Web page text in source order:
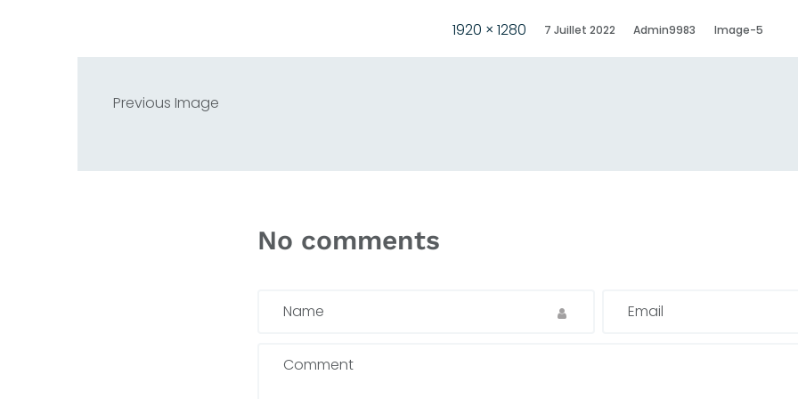
1920 × 1280 7 Juillet 2022 Admin9983 Image-5
Previous Image
No comments